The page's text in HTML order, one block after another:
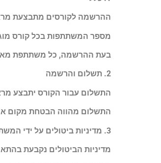
ההרשמה לקורסים מתבצעת
מספר המשתתפות בכל קורס
בעת ההרשמה, כל משתתפת
2. תשלום והרשמה
התשלום עבור הקורס יתבצע
התשלום מהווה הבטחת מקום
3. מדיניות ביטולים על ידי המשתתפת
מדיניות הביטולים נקבעת